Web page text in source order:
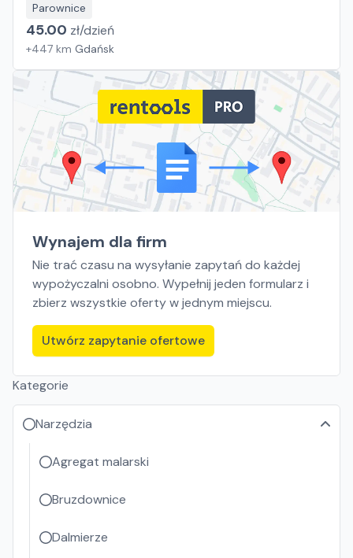
Parownice
45.00 zł/dzień
+447 km Gdańsk
Wynajem dla firm
Nie trać czasu na wysyłanie zapytań do każdej
wypożyczalni osobno. Wypełnij jeden formularz i
zbierz wszystkie oferty w jednym miejscu.
Utwórz zapytanie ofertowe
Kategorie
Narzędzia
Agregat malarski
Bruzdownice
Dalmierze